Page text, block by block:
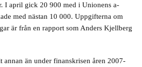
I april gick 20 900 med i Unionens a-
med nästan 10 000. Uppgifterna om
är från en rapport som Anders Kjellberg
annan än under finanskrisen åren 2007-